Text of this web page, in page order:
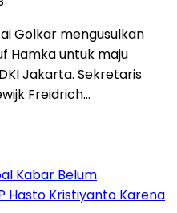
Golkar mengusulkan
Hamka untuk maju
Jakarta. Sekretaris
Freidrich…
Kabar Belum
Hasto Kristiyanto Karena